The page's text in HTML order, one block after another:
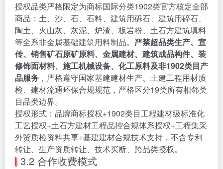
授权品类严格限定为商标国际分类1902类官方核定全部
商品：土、沙、石、石料、建筑用砾石、建筑用碎石、
陶土、火山灰、灰泥、炉渣、板岩粉、土石方建筑填料
等全系非金属基础建筑用料制品。 严禁超品类生产、宣
传、销售矿石原矿原料、金属建材、建筑成品构件、装
修饰面材料、施工机械设备、化工原料及非1902类目产
品服务 ，严格遵守国家基建建材生产、土建工程用材质
检、建材流通环保合规规范，严格区分19类所有相邻类
目品类边界。
授权形式：品牌商标授权+1902类目工程建材级标准化
工艺授权+土石方建材工程品控合规体系授权+工程集采
外贸质检资料共享+基建建材合规技术支持，不含专利
转让、生产资质转让、技术买断、跨品类授权。
3.2 合作收费模式